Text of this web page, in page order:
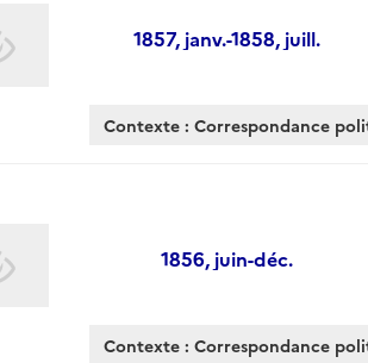
1857, janv.-1858, juill.
Contexte : Correspondance
1856, juin-déc.
Contexte : Correspondance